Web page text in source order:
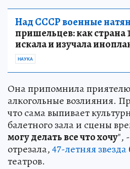
Над СССР военные
пришельцев: как страна
искала и изучала
НАУКА
Она припомнила
алкогольные возлияния.
что сама выпивает
балетного зала и сцены
могу делать все что хочу",
отрезала,47-летняя звезда
театров.